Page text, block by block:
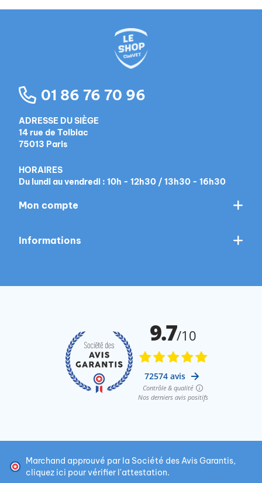
01 86 76 70 96
ADRESSE DU SIÈGE
14 rue de Tolbiac
75013 Paris
HORAIRES
Du lundi au vendredi : 10h - 12h30 / 13h30 - 16h30
Mon compte
Informations
Marchand approuvé par la Société des Avis Garantis,
cliquez ici pour vérifier l'attestation.